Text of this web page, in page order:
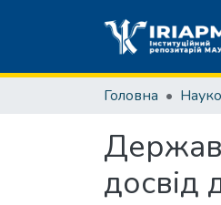
Головна
досвід